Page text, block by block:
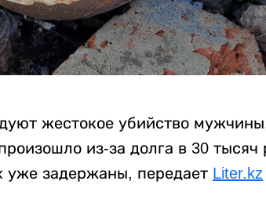
жестокое убийство
из-за долга в 30 тысяч
уже задержаны, передает Liter.kz